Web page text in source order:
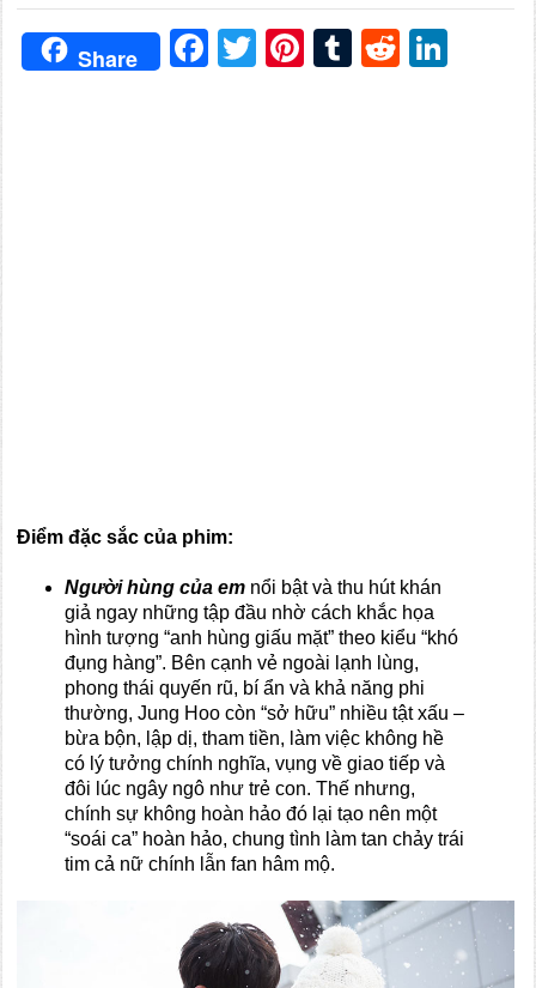
Share Facebook
TwitterPinterest
TumblrReddit
Điểm đặc sắc của phim:
Người hùng của em nổi bật và thu hút khán
giả ngay những tập đầu nhờ cách khắc họa
hình tượng “anh hùng giấu mặt” theo kiểu “khó
đụng hàng”. Bên cạnh vẻ ngoài lạnh lùng,
phong thái quyến rũ, bí ẩn và khả năng phi
thường, Jung Hoo còn “sở hữu” nhiều tật xấu –
bừa bộn, lập dị, tham tiền, làm việc không hề
có lý tưởng chính nghĩa, vụng về giao tiếp và
đôi lúc ngây ngô như trẻ con. Thế nhưng,
chính sự không hoàn hảo đó lại tạo nên một
“soái ca” hoàn hảo, chung tình làm tan chảy trái
tim cả nữ chính lẫn fan hâm mộ.